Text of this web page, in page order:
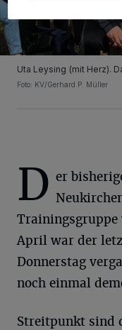
Uta Leysing (mit Herz).
Foto: KV/Gerhard P. Müller
D er
Trainingsgruppe
April war der
Donnerstag
noch einmal
Streitpunkt sind